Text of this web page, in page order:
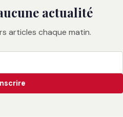
actualité
articles chaque matin.